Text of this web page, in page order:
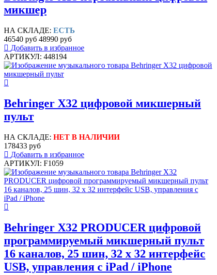
микшер
НА СКЛАДЕ: ЕСТЬ
46540 руб 48990 руб
Добавить в избранное
АРТИКУЛ: 448194
Behringer X32 цифровой микшерный
пульт
НА СКЛАДЕ: НЕТ В НАЛИЧИИ
178433 руб
Добавить в избранное
АРТИКУЛ: F1059
Behringer X32 PRODUCER цифровой
программируемый микшерный пульт
16 каналов, 25 шин, 32 х 32 интерфейс
USB, управления с iPad / iPhone